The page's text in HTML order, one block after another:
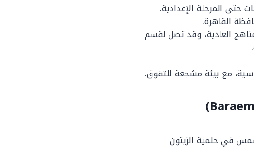
حتى المرحلة الإعدادية.
مصري سنويًا للمناهج العادية، وقد تصل لقسم
مع بيئة مشجعة للتفوق.
عين شمس في حلمية الزيتون